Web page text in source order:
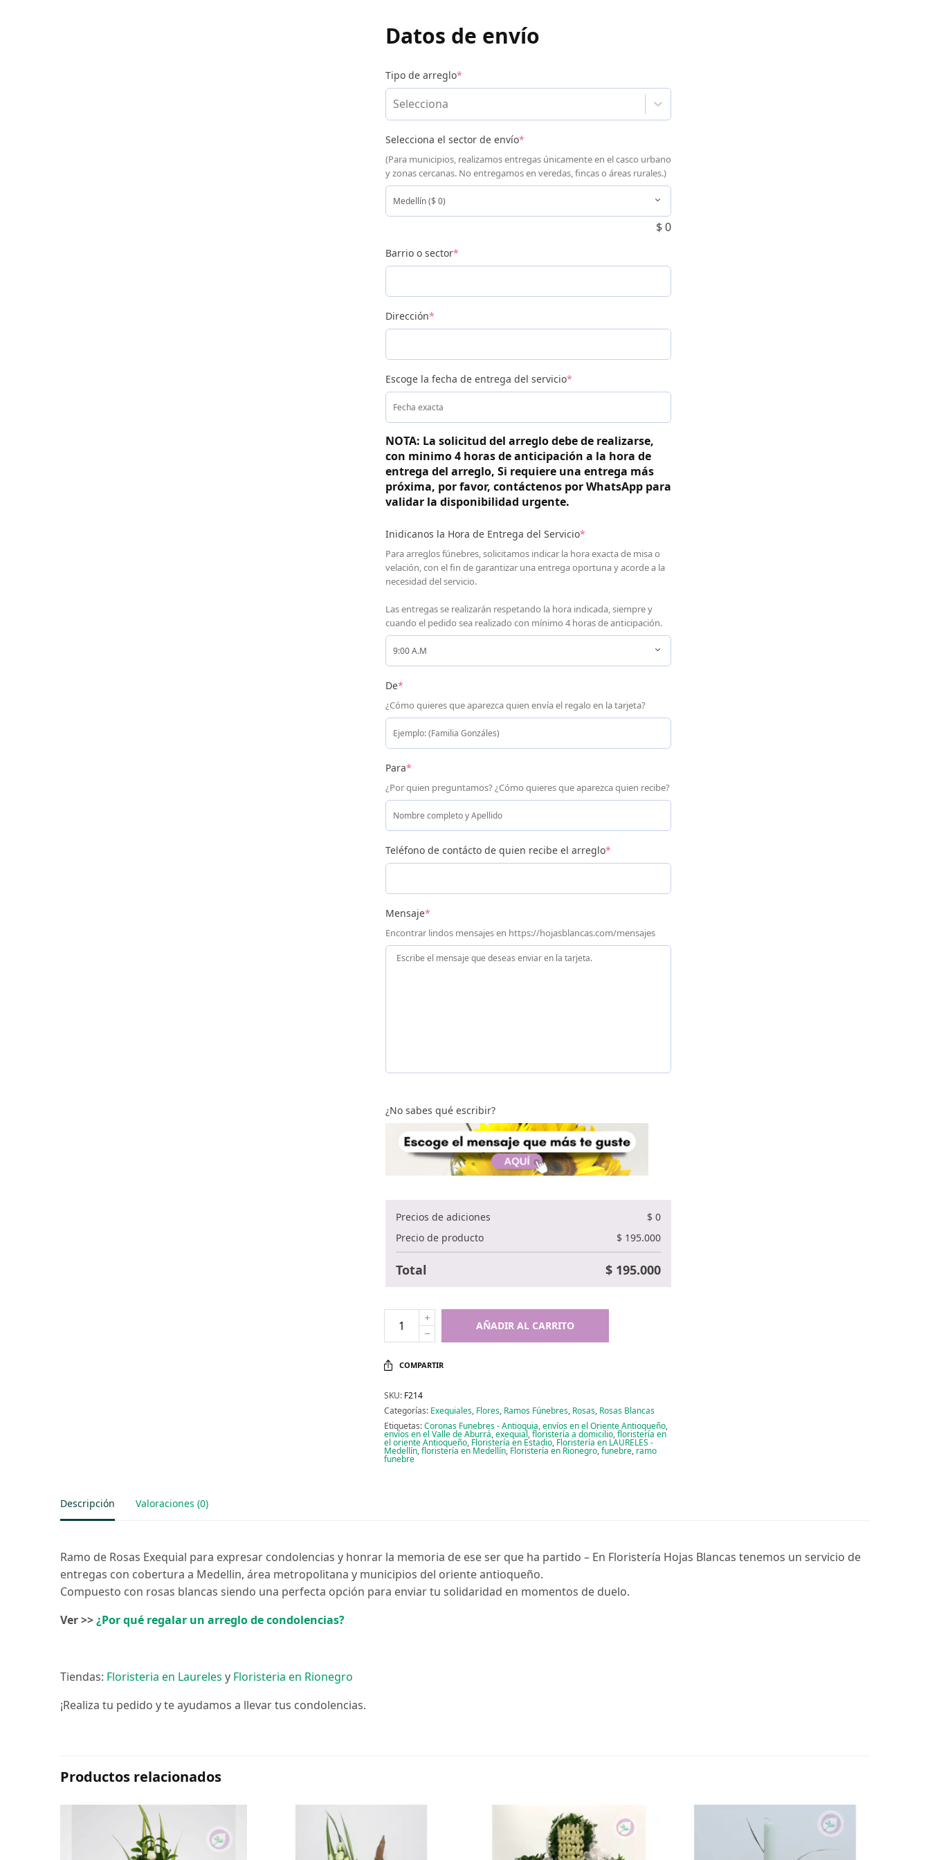
Datos de envío
Tipo de arreglo*
Selecciona
Selecciona el sector de envío*
(Para municipios, realizamos entregas únicamente en el casco urbano
y zonas cercanas. No entregamos en veredas, fincas o áreas rurales.)
$0
Barrio o sector*
Dirección*
Escoge la fecha de entrega del servicio*
NOTA: La solicitud del arreglo debe de realizarse,
con minimo 4 horas de anticipación a la hora de
entrega del arreglo, Si requiere una entrega más
próxima, por favor, contáctenos por WhatsApp para
validar la disponibilidad urgente.
Inidicanos la Hora de Entrega del Servicio*
Para arreglos fúnebres, solicitamos indicar la hora exacta de misa o
velación, con el fin de garantizar una entrega oportuna y acorde a la
necesidad del servicio.
Las entregas se realizarán respetando la hora indicada, siempre y
cuando el pedido sea realizado con mínimo 4 horas de anticipación.
De*
¿Cómo quieres que aparezca quien envía el regalo en la tarjeta?
Para*
¿Por quien preguntamos? ¿Cómo quieres que aparezca quien recibe?
Teléfono de contácto de quien recibe el arreglo*
Mensaje*
Encontrar lindos mensajes en https://hojasblancas.com/mensajes
¿No sabes qué escribir?
Precios de adiciones $ 0
Precio de producto
$ 195.000
Total $ 195.000
AÑADIR AL CARRITO
COMPARTIR
SKU: F214
Categorías: Exequiales, Flores, Ramos Fúnebres, Rosas, Rosas Blancas
Etiquetas:Coronas Funebres - Antioquia,envíos en el Oriente Antioqueño,
envíos en el Valle de Aburrá,exequial,floristería a domicilio,floristería en
el oriente Antioqueño, Floristería en Estadio, Floristería en LAURELES -
Medellín,floristería en Medellín, Floristería en Rionegro,funebre, ramo
funebre
Descripción Valoraciones (0)
Ramo de Rosas Exequial para expresar condolencias y honrar la memoria de ese ser que ha partido – En Floristería Hojas Blancas tenemos un servicio de
entregas con cobertura a Medellin, área metropolitana y municipios del oriente antioqueño.
Compuesto con rosas blancas siendo una perfecta opción para enviar tu solidaridad en momentos de duelo.
Ver >>¿Por qué regalar un arreglo de condolencias?
Tiendas: Floristeria en Laureles y Floristeria en Rionegro
¡Realiza tu pedido y te ayudamos a llevar tus condolencias.
Productos relacionados